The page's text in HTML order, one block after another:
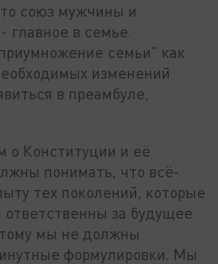
союз мужчины и
в семье.
семьи" как
изменений
в преамбуле,
о Конституции и её
понимать, что всё-
тех поколений, которые
за будущее
мы не должны
формулировки. Мы